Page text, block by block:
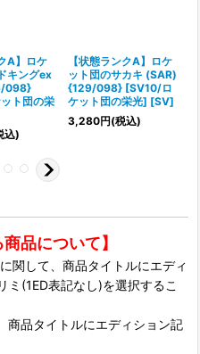
A】ロケ
キングex
098}
ト団の栄
込)
【状態ランクA】ロケ
ット団のサカキ (SAR)
{129/098} [SV10/ロ
ケット団の栄光] [SV]
3,280円(税込)
品について】
関して、商品タイトルにエディ
ミ(1ED表記なし)を選択するこ
商品タイトルにエディション記